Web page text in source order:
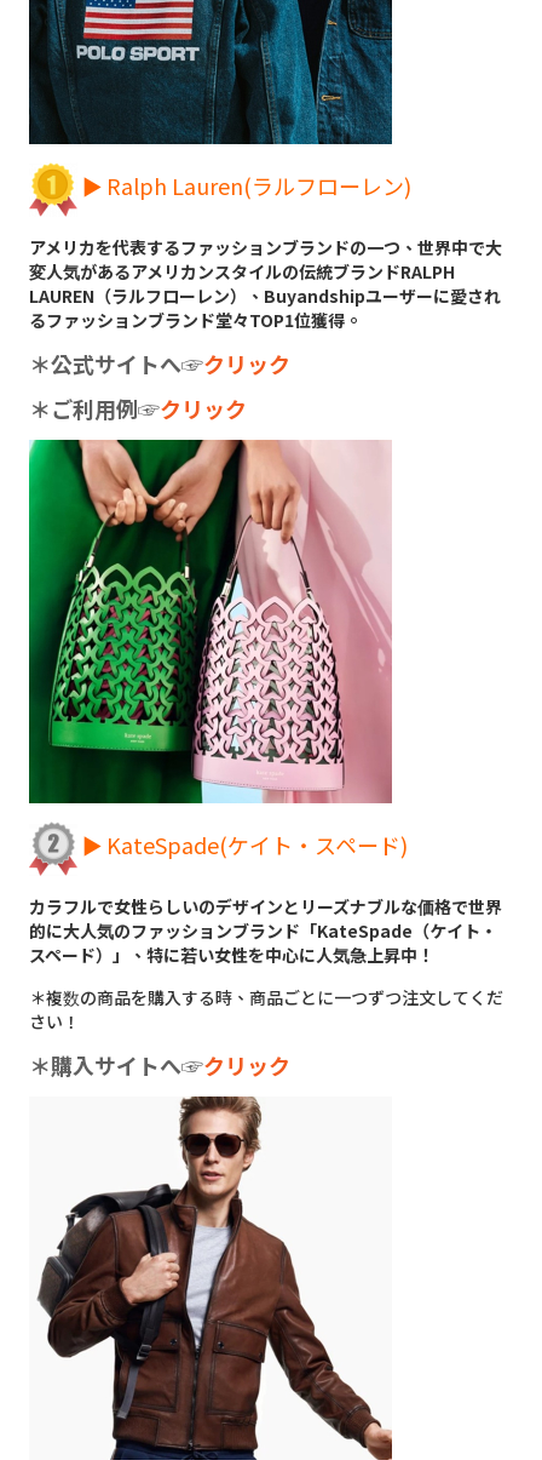
► Ralph Lauren(ラルフローレン)
アメリカを代表するファッションブランドの一つ、世界中で大
変人気があるアメリカンスタイルの伝統ブランドRALPH
LAUREN（ラルフローレン）、Buyandshipユーザーに愛され
るファッションブランド堂々TOP1位獲得。
＊公式サイトへ☞クリック
＊ご利用例☞クリック
► KateSpade(ケイト・スペード)
カラフルで女性らしいのデザインとリーズナブルな価格で世界
的に大人気のファッションブランド「KateSpade（ケイト・
スペード）」、特に若い女性を中心に人気急上昇中！
＊複数の商品を購入する時、商品ごとに一つずつ注文してくだ
さい！
＊購入サイトへ☞クリック